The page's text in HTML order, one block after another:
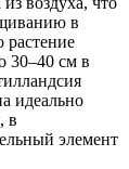
в
30–40 см в
идеально
в
элемент